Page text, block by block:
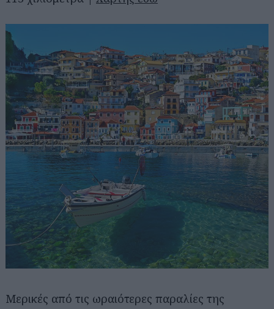
Μερικές από τις ωραιότερες παραλίες της